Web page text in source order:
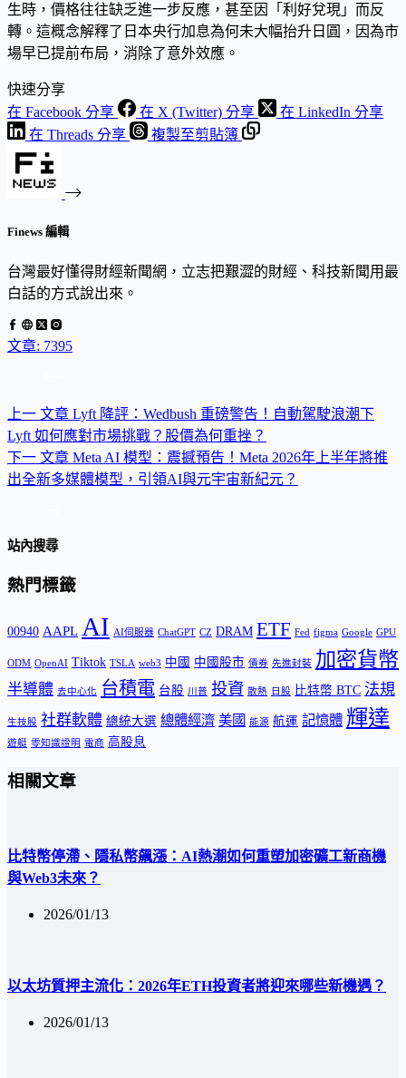
生時，價格往往缺乏進一步反應，甚至因「利好兌現」而反
轉。這概念解釋了日本央行加息為何未大幅抬升日圓，因為市
場早已提前布局，消除了意外效應。
快速分享
在 Facebook 分享
在 X (Twitter) 分享
在 LinkedIn 分享
在 Threads 分享
複製至剪貼簿
Finews 編輯
台灣最好懂得財經新聞網，立志把艱澀的財經、科技新聞用最
白話的方式說出來。
文章: 7395
上一 文章 Lyft 降評：Wedbush 重磅警告！自動駕駛浪潮下
Lyft 如何應對市場挑戰？股價為何重挫？
下一 文章 Meta AI 模型：震撼預告！Meta 2026年上半年將推
出全新多媒體模型，引領AI與元宇宙新紀元？
站內搜尋
熱門標籤
00940 AAPL AI AI伺服器 ChatGPT CZ DRAM ETF Fed figma Google GPU
ODM OpenAI Tiktok TSLA web3 中國 中國股市 債券 先進封裝 加密貨幣
半導體 去中心化 台積電 台股 川普 投資 散熱 日股 比特幣 BTC 法規
生技股 社群軟體 總統大選 總體經濟 美國 能源 航運 記憶體 輝達
遊艇 零知識證明 電商 高股息
相關文章
比特幣停滯、隱私幣飆漲：AI熱潮如何重塑加密礦工新商機
與Web3未來？
2026/01/13
以太坊質押主流化：2026年ETH投資者將迎來哪些新機遇？
2026/01/13